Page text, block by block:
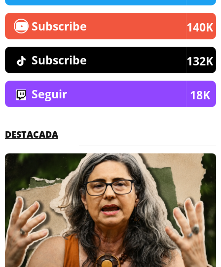
Subscribe 140K
Subscribe 132K
Seguir 18K
DESTACADA